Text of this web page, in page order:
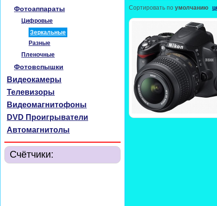
Фотоаппараты
Цифровые
Зеркальные
Разные
Пленочные
Фотовспышки
Видеокамеры
Телевизоры
Видеомагнитофоны
DVD Проигрыватели
Автомагнитолы
Счётчики:
Сортировать по умолчанию